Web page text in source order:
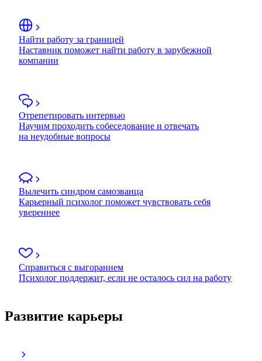
Найти работу за границей
Наставник поможет найти работу в зарубежной
компании
Отрепетировать интервью
Научим проходить собеседование и отвечать
на неудобные вопросы
Вылечить синдром самозванца
Карьерный психолог поможет чувствовать себя
увереннее
Справиться с выгоранием
Психолог поддержит, если не осталось сил на работу
Развитие карьеры